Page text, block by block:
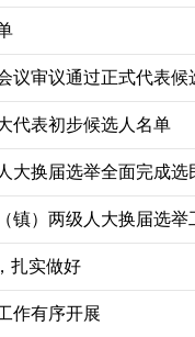
议审议通过正式代表候
代表初步候选人名单
大换届选举全面完成选
镇）两级人大换届选举
扎实做好
作有序开展